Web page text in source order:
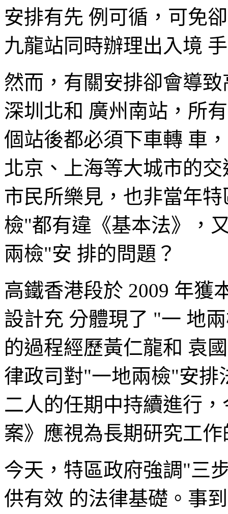
安排有先 例可循，可免
九龍站同時辦理出入境
然而，有關安排卻會導
深圳北和 廣州南站，所
個站後都必須下車轉 車
北京、上海等大城市的
市民所樂見，也非當年
檢"都有違《基本法》，
兩檢"安 排的問題？
高鐵香港段於 2009 年獲
設計充 分體現了 "一 地
的過程經歷黃仁龍和 袁
律政司對"一地兩檢"安排
二人的任期中持續進行
案》應視為長期研究工
今天，特區政府強調"三
供有效 的法律基礎。事